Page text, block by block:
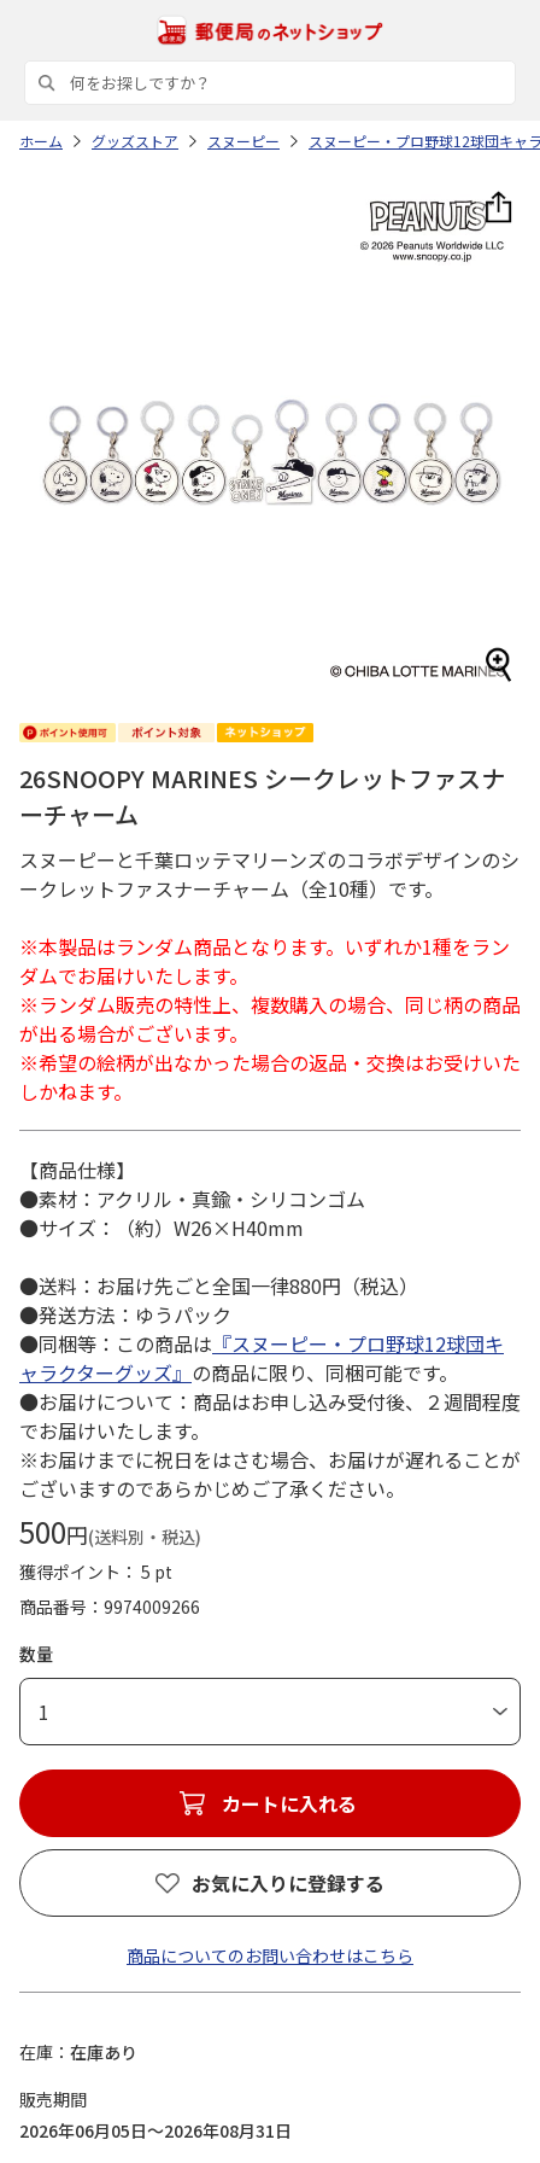
ホーム グッズストア スヌーピー スヌーピー・プロ野球12球団キャ
26SNOOPY MARINES シークレットファスナ
ーチャーム
スヌーピーと千葉ロッテマリーンズのコラボデザインのシ
ークレットファスナーチャーム（全10種）です。
※本製品はランダム商品となります。いずれか1種をラン
ダムでお届けいたします。
※ランダム販売の特性上、複数購入の場合、同じ柄の商品
が出る場合がございます。
※希望の絵柄が出なかった場合の返品・交換はお受けいた
しかねます。
【商品仕様】
●素材：アクリル・真鍮・シリコンゴム
●サイズ：（約）W26×H40mm
●送料：お届け先ごと全国一律880円（税込）
●発送方法：ゆうパック
●同梱等：この商品は 『スヌーピー・プロ野球12球団キ
ャラクターグッズ』 の商品に限り、同梱可能です。
●お届けについて：商品はお申し込み受付後、２週間程度
でお届けいたします。
※お届けまでに祝日をはさむ場合、お届けが遅れることが
ございますのであらかじめご了承ください。
500円(送料別・税込)
獲得ポイント： 5 pt
商品番号
9974009266
数量
1
カートに入れる
お気に入りに登録する
商品についてのお問い合わせはこちら
在庫
在庫あり
販売期間
2026年06月05日～2026年08月31日